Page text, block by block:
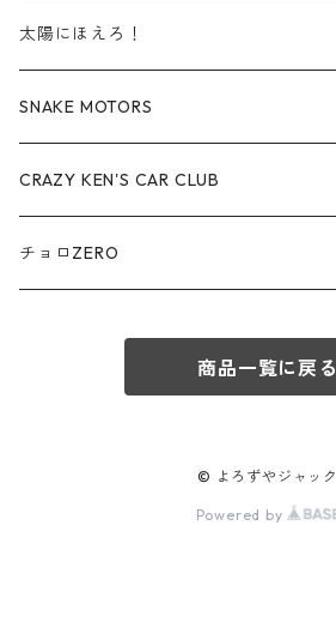
レクサス / LEXUS
アウディ / Audi
ロータス / LOTUS
三菱ふそう/ MITSUBISHI FUSO
赤箱 - 絶版（廃盤）トミカ No.70-79
赤箱 - 絶版（廃盤）トミカ No.110-119
TLV - No. LV-70-79
TLV - No. LV-110-119
TLVN - No. LV-60-69
TLVN - No. LV-70-79
太陽にほえろ！
SNAKE MOTORS
CRAZY KEN'S CAR CLUB
チョロZERO
チョロQZERO - No. Z-00-09
あぶない刑事
商品一覧に戻る
© よろずやジャック
Powered by